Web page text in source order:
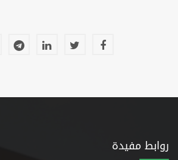
روابط مفيدة